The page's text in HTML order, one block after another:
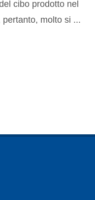
cibo prodotto nel
molto si ...